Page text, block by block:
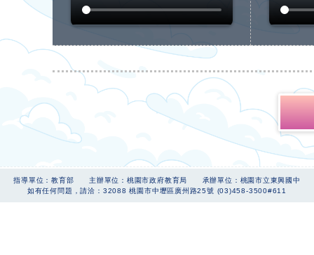
指導單位：教育部 主辦單位：桃園市政府教育局 承辦單位：桃園市立東興國中
如有任何問題，請洽：32088 桃園市中壢區廣州路25號 (03)458-3500#611